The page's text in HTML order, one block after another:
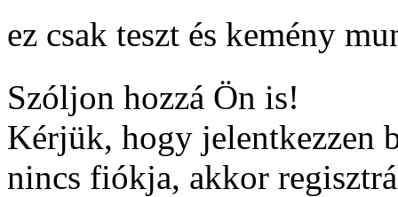
ez csak teszt és kemény
Szóljon hozzá Ön is!
Kérjük, hogy jelentkezzen
nincs fiókja, akkor